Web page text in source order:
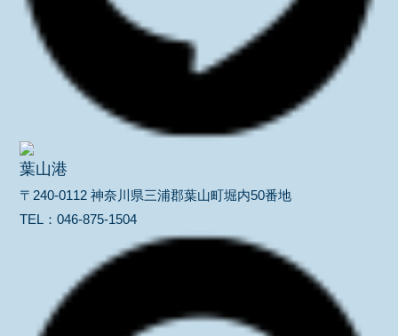
葉山港
〒240-0112 神奈川県三浦郡葉山町堀内50番地
TEL：046-875-1504